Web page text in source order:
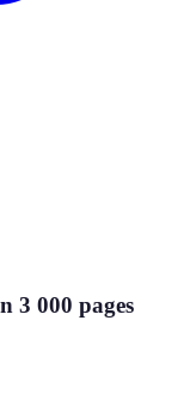
3 000 pages